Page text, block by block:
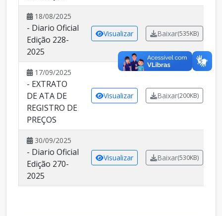
18/08/2025
- Diario Oficial
Edição 228-
2025
Visualizar Baixar(535KB)
17/09/2025
- EXTRATO
DE ATA DE
REGISTRO DE
PREÇOS
Visualizar Baixar(200KB)
30/09/2025
- Diario Oficial
Edição 270-
2025
Visualizar Baixar(530KB)